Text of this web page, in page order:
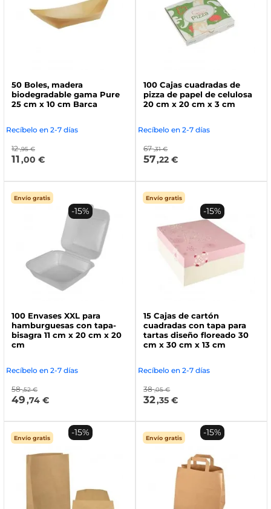
50 Boles, madera
biodegradable gama Pure
25 cm x 10 cm Barca
Recíbelo en 2-7 días
12 ,95 €
11,00 €
100 Cajas cuadradas de
pizza de papel de celulosa
20 cm x 20 cm x 3 cm
Recíbelo en 2-7 días
67 ,31 €
57,22 €
Envío gratis
100 Envases XXL para
hamburguesas con tapa-
bisagra 11 cm x 20 cm x 20
cm
Recíbelo en 2-7 días
58 ,52 €
49,74 €
-15%
Envío gratis
15 Cajas de cartón
cuadradas con tapa para
tartas diseño floreado 30
cm x 30 cm x 13 cm
Recíbelo en 2-7 días
38 ,05 €
32,35 €
-15%
Envío gratis
-15%
Envío gratis
-15%